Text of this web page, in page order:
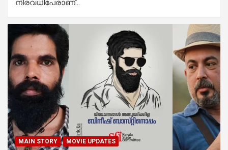
നിരവധിപേരാണ്…
MAIN STORY MOVIE UPDATES